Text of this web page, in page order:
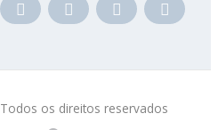
Todos os direitos reservados